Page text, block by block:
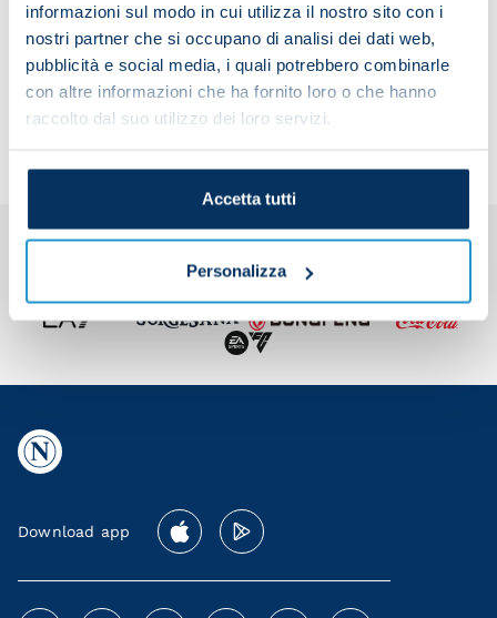
informazioni sul modo in cui utilizza il nostro sito con i
nostri partner che si occupano di analisi dei dati web,
pubblicità e social media, i quali potrebbero combinarle
con altre informazioni che ha fornito loro o che hanno
raccolto dal suo utilizzo dei loro servizi.
Accetta tutti
Personalizza
Share the article with your friends and support the
team
Download app